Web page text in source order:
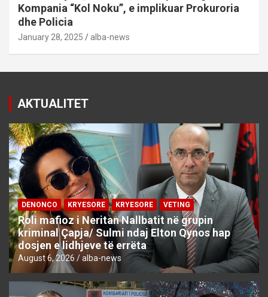
Kompania “Kol Noku”, e implikuar Prokuroria
dhe Policia
January 28, 2025 alba-news
AKTUALITET
DENONCO KRYESORE KRYESORE VETING
Roli mafioz i Neritan Nallbatit në grupin
kriminal Çapja/ Sulmi ndaj Elton Qynos hap
dosjen e lidhjeve të errëta
August 6, 2026 alba-news